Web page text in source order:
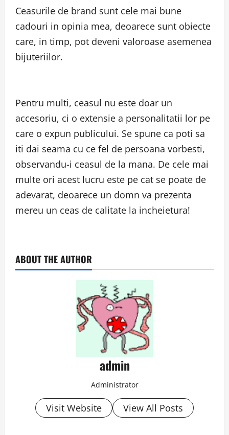
Ceasurile de brand sunt cele mai bune
cadouri in opinia mea, deoarece sunt obiecte
care, in timp, pot deveni valoroase asemenea
bijuteriilor.
Pentru multi, ceasul nu este doar un
accesoriu, ci o extensie a personalitatii lor pe
care o expun publicului. Se spune ca poti sa
iti dai seama cu ce fel de persoana vorbesti,
observandu-i ceasul de la mana. De cele mai
multe ori acest lucru este pe cat se poate de
adevarat, deoarece un domn va prezenta
mereu un ceas de calitate la incheietura!
ABOUT THE AUTHOR
admin
Administrator
Visit Website View All Posts